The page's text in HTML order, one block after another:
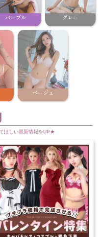
パープル グレー
ベージュ
ほしい最新情報をUP★